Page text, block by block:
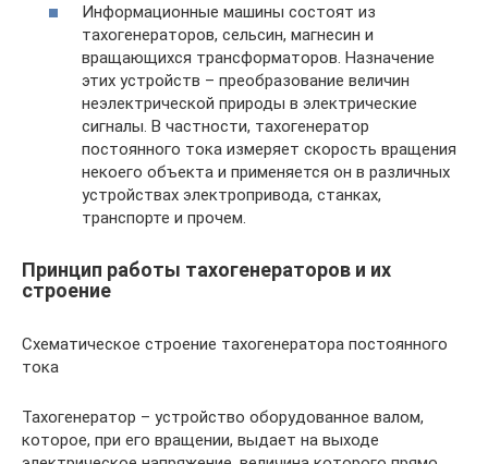
Информационные машины состоят из
тахогенераторов, сельсин, магнесин и
вращающихся трансформаторов. Назначение
этих устройств – преобразование величин
неэлектрической природы в электрические
сигналы. В частности, тахогенератор
постоянного тока измеряет скорость вращения
некоего объекта и применяется он в различных
устройствах электропривода, станках,
транспорте и прочем.
Принцип работы тахогенераторов и их
строение
Схематическое строение тахогенератора постоянного
тока
Тахогенератор – устройство оборудованное валом,
которое, при его вращении, выдает на выходе